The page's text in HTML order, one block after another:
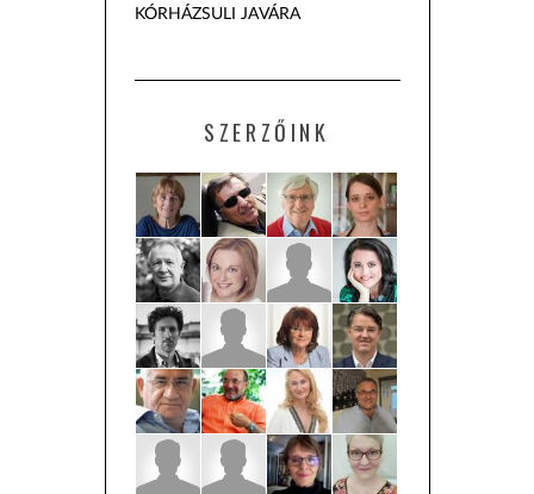
KÓRHÁZSULI JAVÁRA
SZERZŐINK